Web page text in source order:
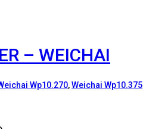
– WEICHAI
Wp10.270,Weichai Wp10.375